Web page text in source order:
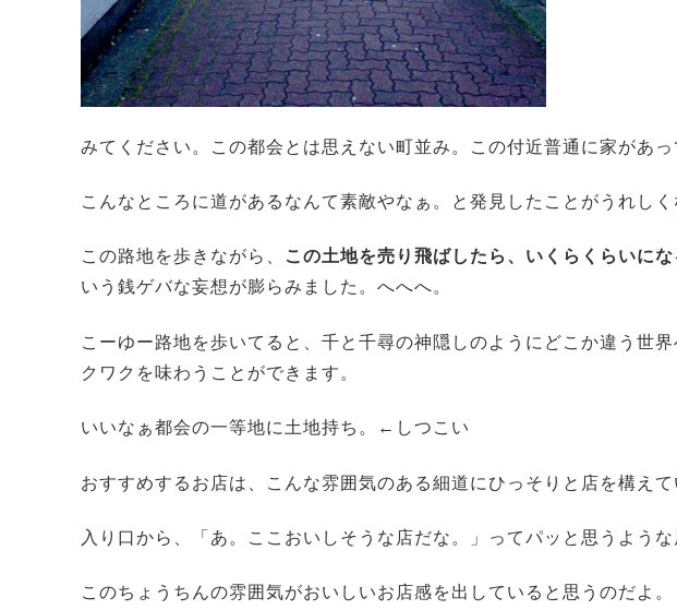
みてください。この都会とは思えない町並み。この付近普通に家があっ
こんなところに道があるなんて素敵やなぁ。と発見したことがうれしく
この路地を歩きながら、 この土地を売り飛ばしたら、いくらくらいに
いう銭ゲバな妄想が膨らみました。へへへ。
こーゆー路地を歩いてると、千と千尋の神隠しのようにどこか違う世
クワクを味わうことができます。
いいなぁ都会の一等地に土地持ち。←しつこい
おすすめするお店は、こんな雰囲気のある細道にひっそりと店を構えて
入り口から、「あ。ここおいしそうな店だな。」ってパッと思うような
このちょうちんの雰囲気がおいしいお店感を出していると思うのだよ。